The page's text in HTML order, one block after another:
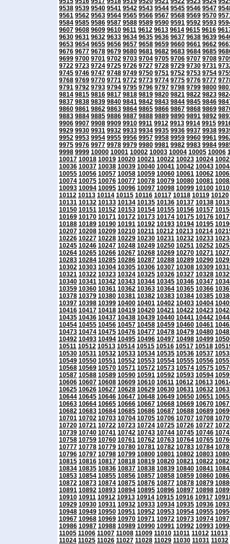
9538 9539 9540 9541 9542 9543 9544 9545 9546 9547
9561 9562 9563 9564 9565 9566 9567 9568 9569 9570
9584 9585 9586 9587 9588 9589 9590 9591 9592 9593
9607 9608 9609 9610 9611 9612 9613 9614 9615 9616
9630 9631 9632 9633 9634 9635 9636 9637 9638 9639
9653 9654 9655 9656 9657 9658 9659 9660 9661 9662
9676 9677 9678 9679 9680 9681 9682 9683 9684 9685
9699 9700 9701 9702 9703 9704 9705 9706 9707 9708
9722 9723 9724 9725 9726 9727 9728 9729 9730 9731
9745 9746 9747 9748 9749 9750 9751 9752 9753 9754
9768 9769 9770 9771 9772 9773 9774 9775 9776 9777
9791 9792 9793 9794 9795 9796 9797 9798 9799 9800
9814 9815 9816 9817 9818 9819 9820 9821 9822 9823
9837 9838 9839 9840 9841 9842 9843 9844 9845 9846
9860 9861 9862 9863 9864 9865 9866 9867 9868 9869
9883 9884 9885 9886 9887 9888 9889 9890 9891 9892
9906 9907 9908 9909 9910 9911 9912 9913 9914 9915
9929 9930 9931 9932 9933 9934 9935 9936 9937 9938
9952 9953 9954 9955 9956 9957 9958 9959 9960 9961
9975 9976 9977 9978 9979 9980 9981 9982 9983 9984
9998 9999 10000 10001 10002 10003 10004 10005 10006
10017 10018 10019 10020 10021 10022 10023 10024
10036 10037 10038 10039 10040 10041 10042 10043
10055 10056 10057 10058 10059 10060 10061 10062
10074 10075 10076 10077 10078 10079 10080 10081
10093 10094 10095 10096 10097 10098 10099 10100
10112 10113 10114 10115 10116 10117 10118 10119 10120
10131 10132 10133 10134 10135 10136 10137 10138
10150 10151 10152 10153 10154 10155 10156 10157
10169 10170 10171 10172 10173 10174 10175 10176
10188 10189 10190 10191 10192 10193 10194 10195
10207 10208 10209 10210 10211 10212 10213 10214
10226 10227 10228 10229 10230 10231 10232 10233
10245 10246 10247 10248 10249 10250 10251 10252
10264 10265 10266 10267 10268 10269 10270 10271
10283 10284 10285 10286 10287 10288 10289 10290
10302 10303 10304 10305 10306 10307 10308 10309
10321 10322 10323 10324 10325 10326 10327 10328
10340 10341 10342 10343 10344 10345 10346 10347
10359 10360 10361 10362 10363 10364 10365 10366
10378 10379 10380 10381 10382 10383 10384 10385
10397 10398 10399 10400 10401 10402 10403 10404
10416 10417 10418 10419 10420 10421 10422 10423
10435 10436 10437 10438 10439 10440 10441 10442
10454 10455 10456 10457 10458 10459 10460 10461
10473 10474 10475 10476 10477 10478 10479 10480
10492 10493 10494 10495 10496 10497 10498 10499
10511 10512 10513 10514 10515 10516 10517 10518
10530 10531 10532 10533 10534 10535 10536 10537
10549 10550 10551 10552 10553 10554 10555 10556
10568 10569 10570 10571 10572 10573 10574 10575
10587 10588 10589 10590 10591 10592 10593 10594
10606 10607 10608 10609 10610 10611 10612 10613
10625 10626 10627 10628 10629 10630 10631 10632
10644 10645 10646 10647 10648 10649 10650 10651
10663 10664 10665 10666 10667 10668 10669 10670
10682 10683 10684 10685 10686 10687 10688 10689
10701 10702 10703 10704 10705 10706 10707 10708
10720 10721 10722 10723 10724 10725 10726 10727
10739 10740 10741 10742 10743 10744 10745 10746
10758 10759 10760 10761 10762 10763 10764 10765
10777 10778 10779 10780 10781 10782 10783 10784
10796 10797 10798 10799 10800 10801 10802 10803
10815 10816 10817 10818 10819 10820 10821 10822
10834 10835 10836 10837 10838 10839 10840 10841
10853 10854 10855 10856 10857 10858 10859 10860
10872 10873 10874 10875 10876 10877 10878 10879
10891 10892 10893 10894 10895 10896 10897 10898
10910 10911 10912 10913 10914 10915 10916 10917
10929 10930 10931 10932 10933 10934 10935 10936
10948 10949 10950 10951 10952 10953 10954 10955
10967 10968 10969 10970 10971 10972 10973 10974
10986 10987 10988 10989 10990 10991 10992 10993
11005 11006 11007 11008 11009 11010 11011 11012 11013
11024 11025 11026 11027 11028 11029 11030 11031 11032